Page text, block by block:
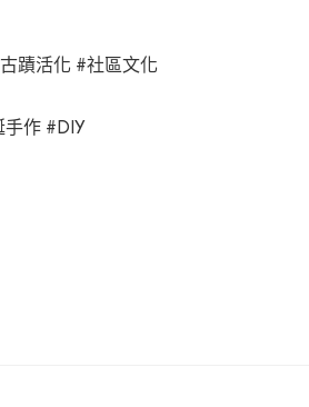
古蹟活化 #社區文化
手作 #DIY